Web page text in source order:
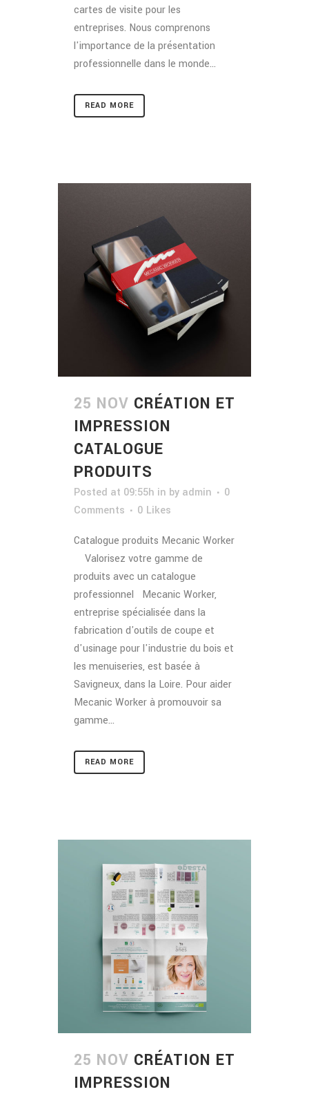
cartes de visite pour les
entreprises. Nous comprenons
l'importance de la présentation
professionnelle dans le monde...
READ MORE
25 NOV CRÉATION ET
IMPRESSION
CATALOGUE
PRODUITS
Posted at 09:55h in by admin
0
Comments
0 Likes
Catalogue produits Mecanic Worker
Valorisez votre gamme de
produits avec un catalogue
professionnel Mecanic Worker,
entreprise spécialisée dans la
fabrication d'outils de coupe et
d'usinage pour l'industrie du bois et
les menuiseries, est basée à
Savigneux, dans la Loire. Pour aider
Mecanic Worker à promouvoir sa
gamme...
READ MORE
25 NOV CRÉATION ET
IMPRESSION